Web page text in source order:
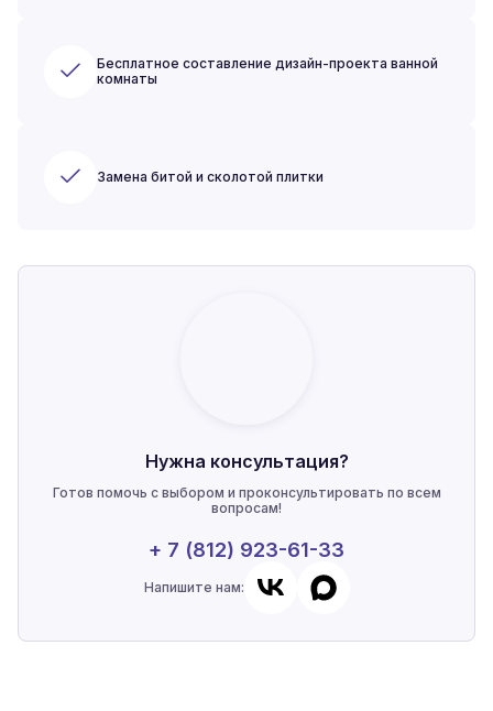
Бесплатное составление дизайн-проекта ванной
комнаты
Замена битой и сколотой плитки
Нужна консультация?
Готов помочь с выбором и проконсультировать по всем
вопросам!
+ 7 (812) 923-61-33
Напишите нам: